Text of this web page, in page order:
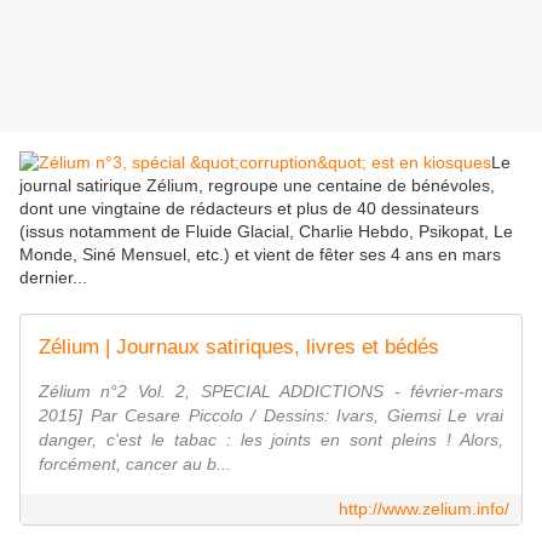
Le
journal satirique Zélium, regroupe une centaine de bénévoles,
dont une vingtaine de rédacteurs et plus de 40 dessinateurs
(issus notamment de Fluide Glacial, Charlie Hebdo, Psikopat, Le
Monde, Siné Mensuel, etc.) et vient de fêter ses 4 ans en mars
dernier...
Zélium | Journaux satiriques, livres et bédés
Zélium n°2 Vol. 2, SPECIAL ADDICTIONS - février-mars
2015] Par Cesare Piccolo / Dessins: Ivars, Giemsi Le vrai
danger, c'est le tabac : les joints en sont pleins ! Alors,
forcément, cancer au b...
http://www.zelium.info/